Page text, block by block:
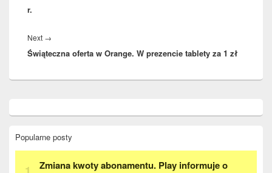
r.
Next →
post:
Świąteczna oferta w Orange. W prezencie tablety za 1 zł
Sidebar
Area
Popularne posty